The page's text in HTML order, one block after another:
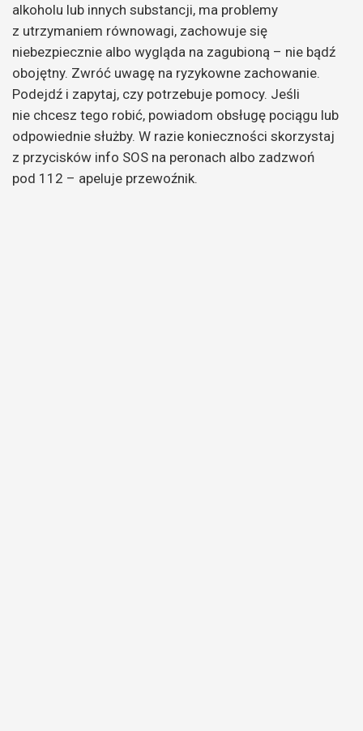
alkoholu lub innych substancji, ma problemy
z utrzymaniem równowagi, zachowuje się
niebezpiecznie albo wygląda na zagubioną – nie bądź
obojętny. Zwróć uwagę na ryzykowne zachowanie.
Podejdź i zapytaj, czy potrzebuje pomocy. Jeśli
nie chcesz tego robić, powiadom obsługę pociągu lub
odpowiednie służby. W razie konieczności skorzystaj
z przycisków info SOS na peronach albo zadzwoń
pod 112 – apeluje przewoźnik.